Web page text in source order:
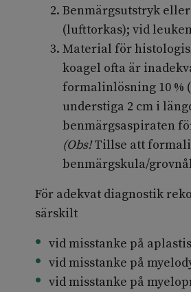
Benmärgsutstryk
(lufttorkas); vid
Material för
koagel ofta är
formalinlösning 10 %
understiga 2 cm i
benmärgsaspiraten
(Obs!Tillse att
benmärgskula/
För adekvat diagnostik
särskilt
vid misstanke på
vid misstanke på
vid misstanke på